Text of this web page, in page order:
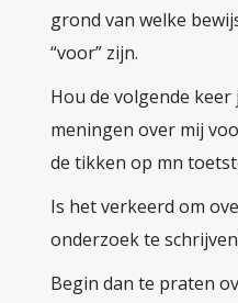
grond van welke
“voor” zijn.
Hou de volgende keer
meningen over mij
de tikken op mn
Is het verkeerd om
onderzoek te
Begin dan te praten